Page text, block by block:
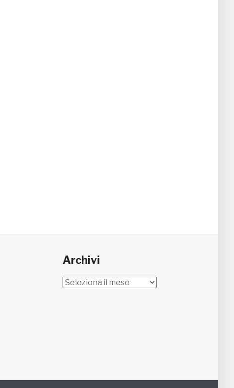
Archivi
Archivi